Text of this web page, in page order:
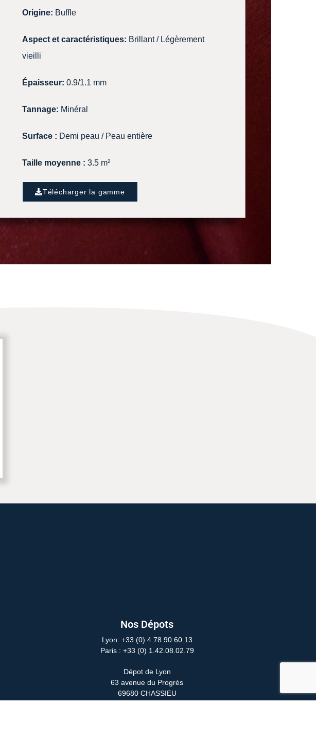
Origine: Buffle
Aspect et caractéristiques: Brillant / Légèrement
vieilli
Épaisseur: 0.9/1.1 mm
Tannage: Minéral
Surface : Demi peau / Peau entière
Taille moyenne : 3.5 m²
Télécharger la gamme
Nos Dépots
Lyon: +33 (0) 4.78.90.60.13
Paris : +33 (0) 1.42.08.02.79
Dépot de Lyon
63 avenue du Progrès
69680 CHASSIEU